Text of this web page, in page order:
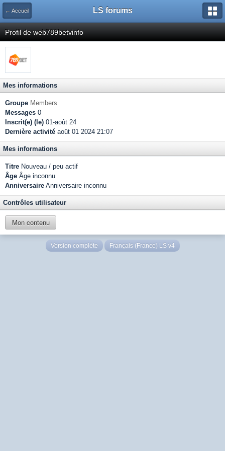
← Accueil LS forums
Profil de web789betvinfo
Mes informations
Groupe Members
Messages 0
Inscrit(e) (le) 01-août 24
Dernière activité août 01 2024 21:07
Mes informations
Titre Nouveau / peu actif
Âge Âge inconnu
Anniversaire Anniversaire inconnu
Contrôles utilisateur
Mon contenu
Version complète Français (France) LS v4